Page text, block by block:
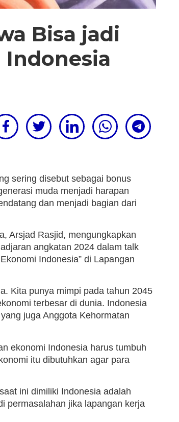
Bisa jadi
Indonesia
sering disebut sebagai bonus
muda menjadi harapan
dan menjadi bagian dari
Arsjad Rasjid, mengungkapkan
angkatan 2024 dalam talk
Indonesia” di Lapangan
Kita punya mimpi pada tahun 2045
terbesar di dunia. Indonesia
juga Anggota Kehormatan
ekonomi Indonesia harus tumbuh
itu dibutuhkan agar para
ini dimiliki Indonesia adalah
permasalahan jika lapangan kerja